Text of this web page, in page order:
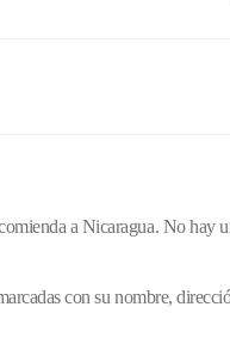
a Nicaragua. No hay
con su nombre,